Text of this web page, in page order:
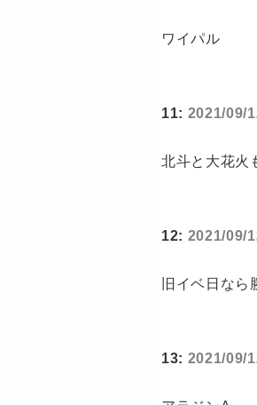
ワイパル
11: 2021/09/
北斗と大花火
12: 2021/09/
旧イベ日なら
13: 2021/09/